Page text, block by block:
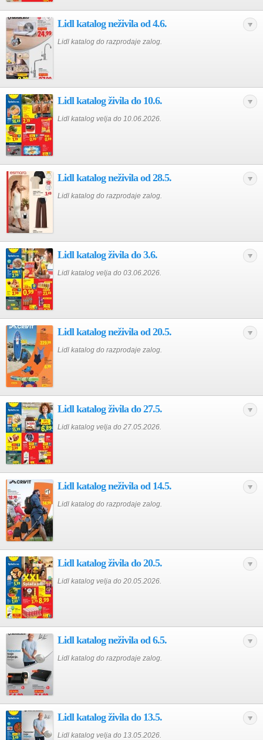
Lidl katalog neživila od 4.6.
Lidl katalog do razprodaje zalog.
Lidl katalog živila do 10.6.
Lidl katalog velja do 10.06.2026.
Lidl katalog neživila od 28.5.
Lidl katalog do razprodaje zalog.
Lidl katalog živila do 3.6.
Lidl katalog velja do 03.06.2026.
Lidl katalog neživila od 20.5.
Lidl katalog do razprodaje zalog.
Lidl katalog živila do 27.5.
Lidl katalog velja do 27.05.2026.
Lidl katalog neživila od 14.5.
Lidl katalog do razprodaje zalog.
Lidl katalog živila do 20.5.
Lidl katalog velja do 20.05.2026.
Lidl katalog neživila od 6.5.
Lidl katalog do razprodaje zalog.
Lidl katalog živila do 13.5.
Lidl katalog velja do 13.05.2026.